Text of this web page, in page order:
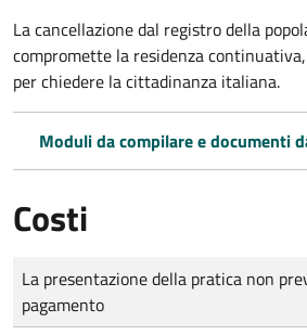
La cancellazione dal registro della
compromette la residenza
per chiedere la cittadinanza italiana.
Moduli da compilare e documenti
Costi
Tipo di pagamento
Importo
La presentazione della pratica non
pagamento